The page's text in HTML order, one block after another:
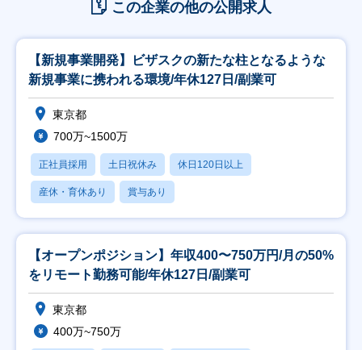
この企業の他の公開求人
【新規事業開発】ビザスクの新たな柱となるような
新規事業に携われる環境/年休127日/副業可
東京都
700万~1500万
正社員採用 土日祝休み 休日120日以上
産休・育休あり 賞与あり
【オープンポジション】年収400〜750万円/月の50%
をリモート勤務可能/年休127日/副業可
東京都
400万~750万